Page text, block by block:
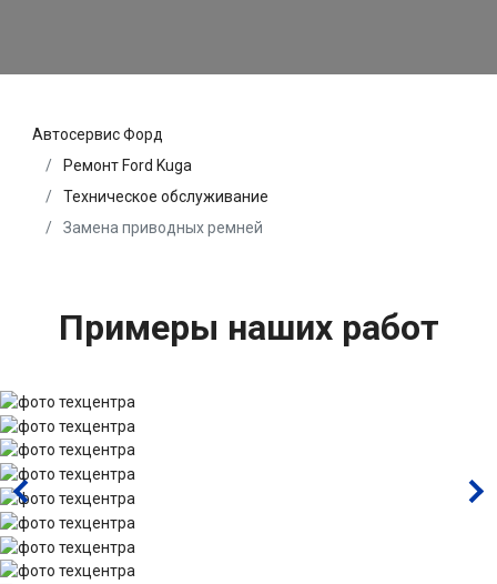
Автосервис Форд
Ремонт Ford Kuga
Техническое обслуживание
Замена приводных ремней
Примеры наших работ